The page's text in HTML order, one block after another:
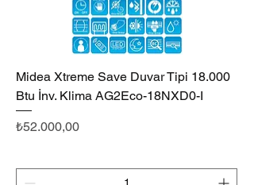
Midea Xtreme Save Duvar Tipi 18.000
Btu İnv. Klima AG2Eco-18NXD0-I
Fiyat
₺52.000,00